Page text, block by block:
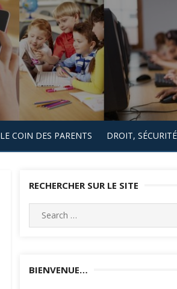
LE COIN DES PARENTS DROIT,
RECHERCHER SUR LE SITE
Search
for:
BIENVENUE…